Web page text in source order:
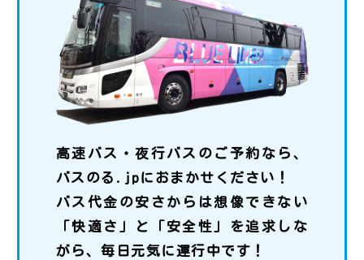
高速バス・夜行バスのご予約なら、
バスのる.jpにおまかせください！
バス代金の安さからは想像できない
「快適さ」と「安全性」を追求しな
がら、毎日元気に運行中です！